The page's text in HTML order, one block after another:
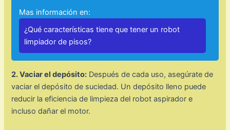
Mas información en:
¿Qué características tiene que tener un robot
limpiador de pisos?
2. Vaciar el depósito: Después de cada uso, asegúrate de
vaciar el depósito de suciedad. Un depósito lleno puede
reducir la eficiencia de limpieza del robot aspirador e
incluso dañar el motor.